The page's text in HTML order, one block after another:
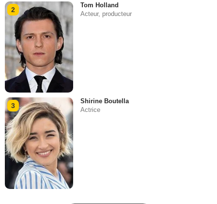
2
Tom Holland
Acteur, producteur
3
Shirine Boutella
Actrice